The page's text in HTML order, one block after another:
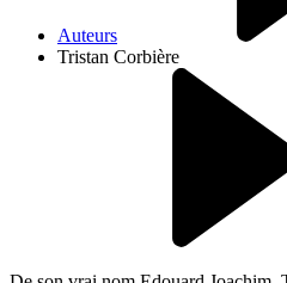
Auteurs
Tristan Corbière